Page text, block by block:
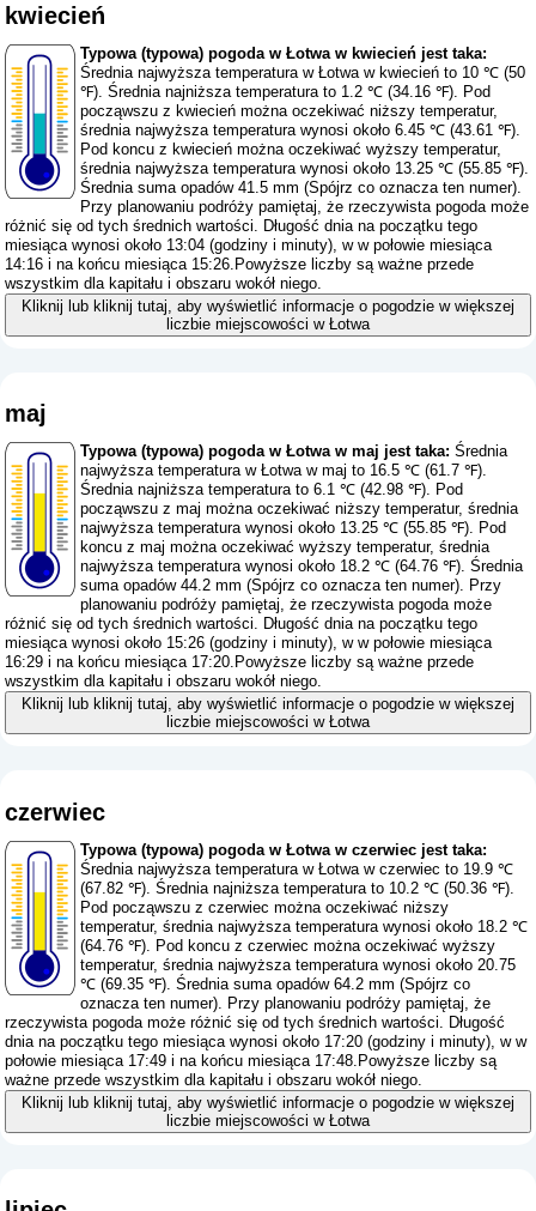
kwiecień
Typowa (typowa) pogoda w Łotwa w kwiecień jest taka:
Średnia najwyższa temperatura w Łotwa w kwiecień to 10 ℃ (50
℉). Średnia najniższa temperatura to 1.2 ℃ (34.16 ℉). Pod
począwszu z kwiecień można oczekiwać niższy temperatur,
średnia najwyższa temperatura wynosi około 6.45 ℃ (43.61 ℉).
Pod koncu z kwiecień można oczekiwać wyższy temperatur,
średnia najwyższa temperatura wynosi około 13.25 ℃ (55.85 ℉).
Średnia suma opadów 41.5 mm (Spójrz co oznacza ten numer).
Przy planowaniu podróży pamiętaj, że rzeczywista pogoda może
różnić się od tych średnich wartości. Długość dnia na początku tego
miesiąca wynosi około 13:04 (godziny i minuty), w w połowie miesiąca
14:16 i na końcu miesiąca 15:26.Powyższe liczby są ważne przede
wszystkim dla kapitału i obszaru wokół niego.
Kliknij lub kliknij tutaj, aby wyświetlić informacje o pogodzie w większej
liczbie miejscowości w Łotwa
maj
Typowa (typowa) pogoda w Łotwa w maj jest taka: Średnia
najwyższa temperatura w Łotwa w maj to 16.5 ℃ (61.7 ℉).
Średnia najniższa temperatura to 6.1 ℃ (42.98 ℉). Pod
począwszu z maj można oczekiwać niższy temperatur, średnia
najwyższa temperatura wynosi około 13.25 ℃ (55.85 ℉). Pod
koncu z maj można oczekiwać wyższy temperatur, średnia
najwyższa temperatura wynosi około 18.2 ℃ (64.76 ℉). Średnia
suma opadów 44.2 mm (Spójrz co oznacza ten numer). Przy
planowaniu podróży pamiętaj, że rzeczywista pogoda może
różnić się od tych średnich wartości. Długość dnia na początku tego
miesiąca wynosi około 15:26 (godziny i minuty), w w połowie miesiąca
16:29 i na końcu miesiąca 17:20.Powyższe liczby są ważne przede
wszystkim dla kapitału i obszaru wokół niego.
Kliknij lub kliknij tutaj, aby wyświetlić informacje o pogodzie w większej
liczbie miejscowości w Łotwa
czerwiec
Typowa (typowa) pogoda w Łotwa w czerwiec jest taka:
Średnia najwyższa temperatura w Łotwa w czerwiec to 19.9 ℃
(67.82 ℉). Średnia najniższa temperatura to 10.2 ℃ (50.36 ℉).
Pod począwszu z czerwiec można oczekiwać niższy
temperatur, średnia najwyższa temperatura wynosi około 18.2 ℃
(64.76 ℉). Pod koncu z czerwiec można oczekiwać wyższy
temperatur, średnia najwyższa temperatura wynosi około 20.75
℃ (69.35 ℉). Średnia suma opadów 64.2 mm (Spójrz co
oznacza ten numer). Przy planowaniu podróży pamiętaj, że
rzeczywista pogoda może różnić się od tych średnich wartości. Długość
dnia na początku tego miesiąca wynosi około 17:20 (godziny i minuty), w w
połowie miesiąca 17:49 i na końcu miesiąca 17:48.Powyższe liczby są
ważne przede wszystkim dla kapitału i obszaru wokół niego.
Kliknij lub kliknij tutaj, aby wyświetlić informacje o pogodzie w większej
liczbie miejscowości w Łotwa